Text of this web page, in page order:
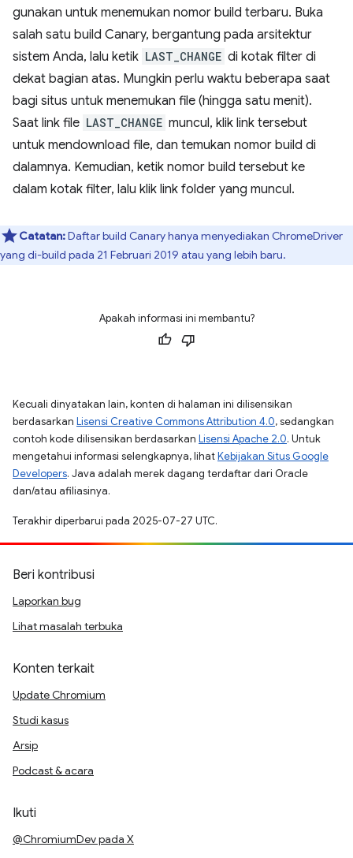
gunakan untuk menemukan nomor build terbaru. Buka
salah satu build Canary, bergantung pada arsitektur
sistem Anda, lalu ketik LAST_CHANGE di kotak filter di
dekat bagian atas. Mungkin perlu waktu beberapa saat
bagi situs untuk menemukan file (hingga satu menit).
Saat link file LAST_CHANGE muncul, klik link tersebut
untuk mendownload file, dan temukan nomor build di
dalamnya. Kemudian, ketik nomor build tersebut ke
dalam kotak filter, lalu klik link folder yang muncul.
Catatan:Daftar build Canary hanya menyediakan ChromeDriver
yang di-build pada 21 Februari 2019 atau yang lebih baru.
Apakah informasi ini membantu?
Kecuali dinyatakan lain, konten di halaman ini dilisensikan
berdasarkan Lisensi Creative Commons Attribution 4.0, sedangkan
contoh kode dilisensikan berdasarkan Lisensi Apache 2.0. Untuk
mengetahui informasi selengkapnya, lihatKebijakan Situs Google
Developers. Java adalah merek dagang terdaftar dari Oracle
dan/atau afiliasinya.
Terakhir diperbarui pada 2025-07-27 UTC.
Beri kontribusi
Laporkan bug
Lihat masalah terbuka
Konten terkait
Update Chromium
Studi kasus
Arsip
Podcast & acara
Ikuti
@ChromiumDev pada X